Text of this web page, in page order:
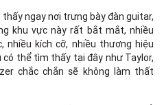
ngay nơi trưng bày đàn guitar,
khu vực này rất bắt mắt, nhiều
nhiều kích cỡ, nhiều thương hiệu
thể tìm thấy tại đây như Taylor,
chắc chắn sẽ không làm thất